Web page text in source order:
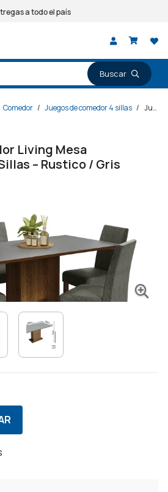
a todo el país
Comedor / Juegos de comedor 4 sillas / Juego De Comedor Living Mesa Rectangular + 4 Sillas – Rustico / Gris
Living Mesa
– Rustico / Gris